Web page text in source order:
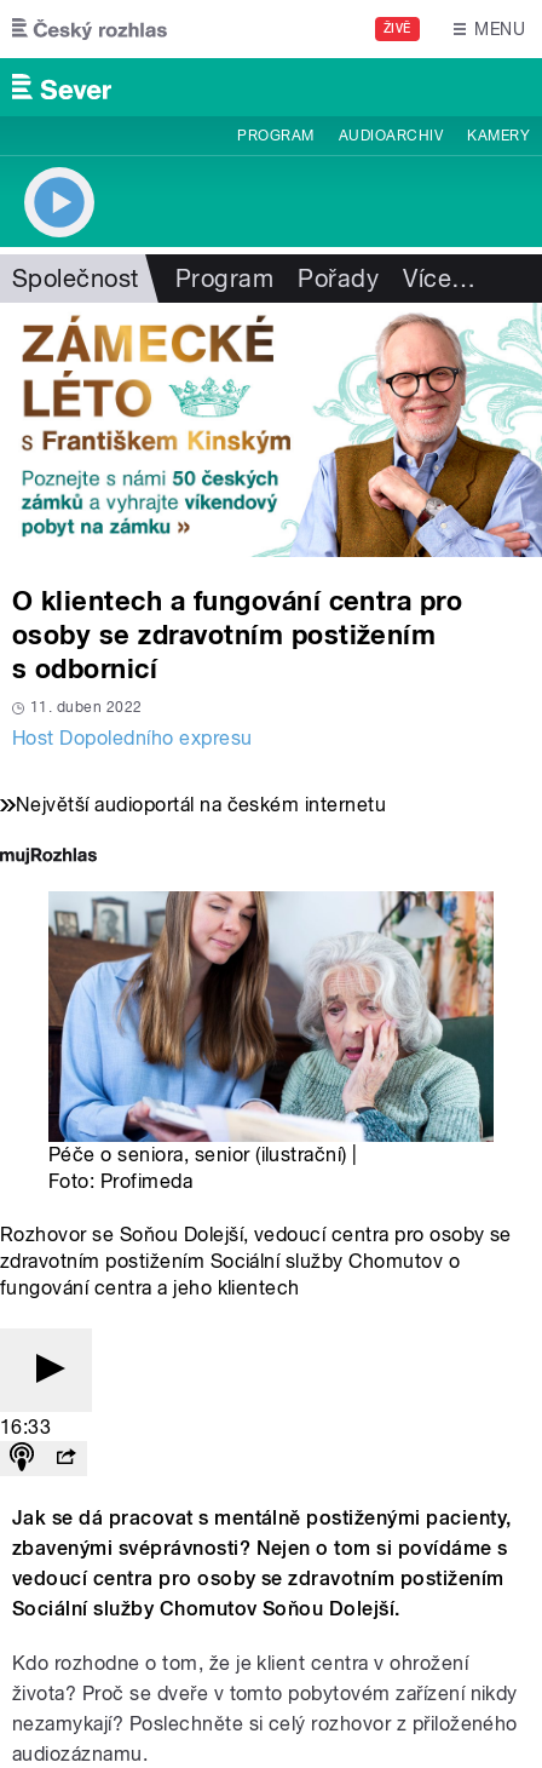
Přejít k hlavnímu obsahu
ŽIVĚ MENU
PROGRAM AUDIOARCHIV KAMERY
Společnost Program Pořady Více…
O klientech a fungování centra pro
osoby se zdravotním postižením
s odbornicí
11. duben 2022
Host Dopoledního expresu
Největší audioportál na českém internetu
Péče o seniora, senior (ilustrační) |
Foto: Profimeda
Rozhovor se Soňou Dolejší, vedoucí centra pro osoby se
zdravotním postižením Sociální služby Chomutov o
fungování centra a jeho klientech
16:33
Jak se dá pracovat s mentálně postiženými pacienty,
zbavenými svéprávnosti? Nejen o tom si povídáme s
vedoucí centra pro osoby se zdravotním postižením
Sociální služby Chomutov Soňou Dolejší.
Kdo rozhodne o tom, že je klient centra v ohrožení
života? Proč se dveře v tomto pobytovém zařízení nikdy
nezamykají? Poslechněte si celý rozhovor z přiloženého
audiozáznamu.